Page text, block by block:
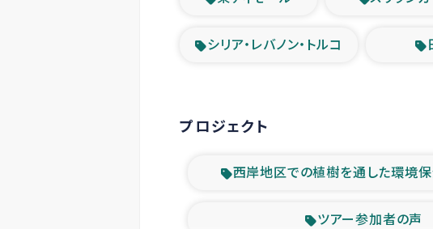
シリア・レバノン・トルコ
プロジェクト
西岸地区での植樹を通した環境保
ツアー参加者の声